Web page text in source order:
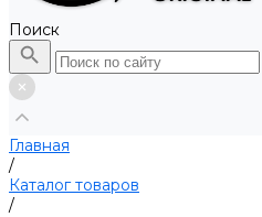
Поиск
Главная
/
Каталог товаров
/